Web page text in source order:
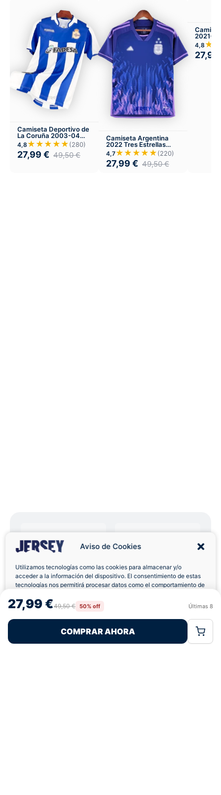
Aviso de Cookies
Utilizamos tecnologías como las cookies para almacenar y/o
acceder a la información del dispositivo. El consentimiento de estas
tecnologías nos permitirá procesar datos como el comportamiento de
retirar el consentimiento, puede afectar negativamente a ciertas
características y funciones.
Rechazar
Política de CookiesPolítica de Privacidad
27,99 €49,50 € 50% off Últimas 8
COMPRAR AHORA
Camiseta Deportivo de
La Coruña 2003-04
Local
4,8 ★★★★★(280)
27,99 € 49,50€
Camiseta Argentina
2022 Tres Estrellas
Visitante
4,7★★★★★(220)
27,99 € 49,50€
2021-
4,8
27,99
Pagos 100% Seguros Ofertas Sin Límites